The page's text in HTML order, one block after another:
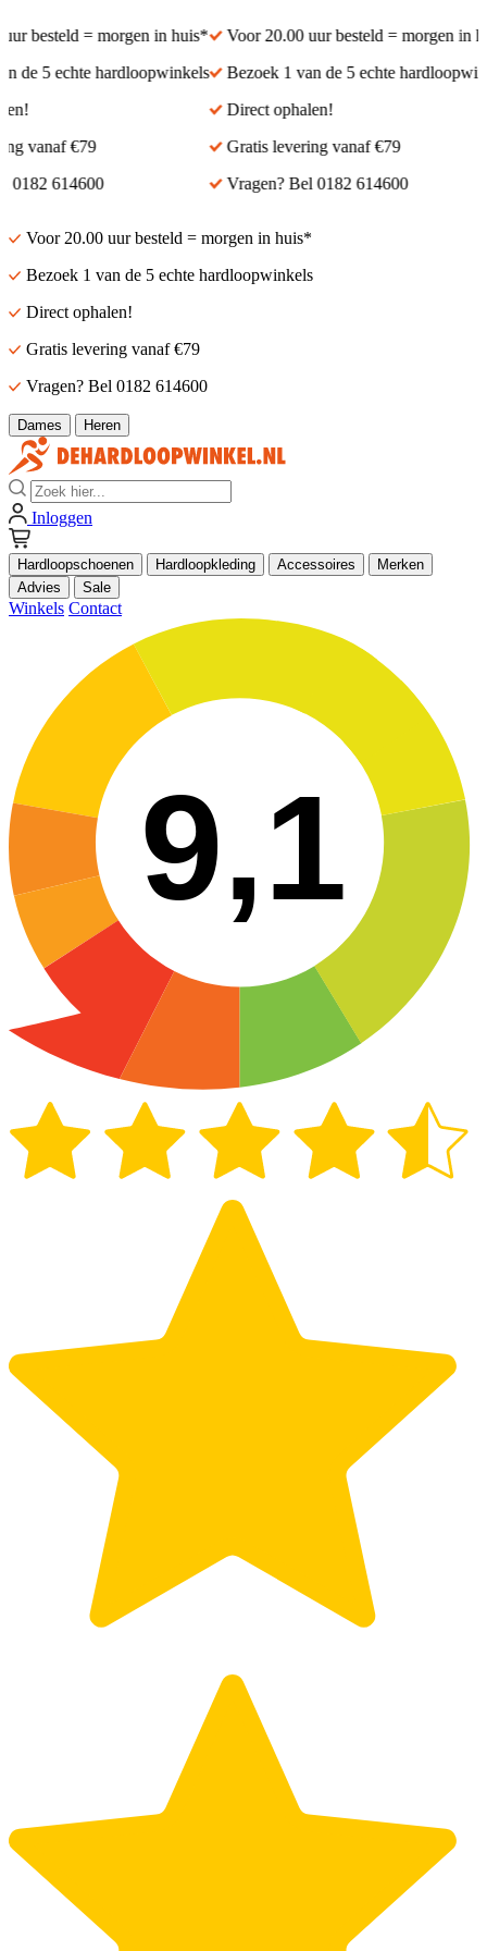
besteld = morgen in huis*
5 echte hardloopwinkels
vanaf €79
614600
Voor 20.00 uur besteld = morgen in
Bezoek 1 van de 5 echte
Direct ophalen!
Gratis levering vanaf €79
Vragen? Bel 0182 614600
Voor 20.00 uur besteld = morgen in huis*
Bezoek 1 van de 5 echte hardloopwinkels
Direct ophalen!
Gratis levering vanaf €79
Vragen? Bel 0182 614600
Dames Heren
Zoek
Inloggen
Hardloopschoenen Hardloopkleding Accessoires
Merken
Advies
Sale
Winkels Contact
9,1